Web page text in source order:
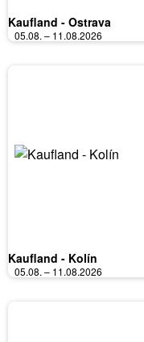
Kaufland - Ostrava
05.08. – 11.08.2026
Kaufland - Kolín
05.08. – 11.08.2026